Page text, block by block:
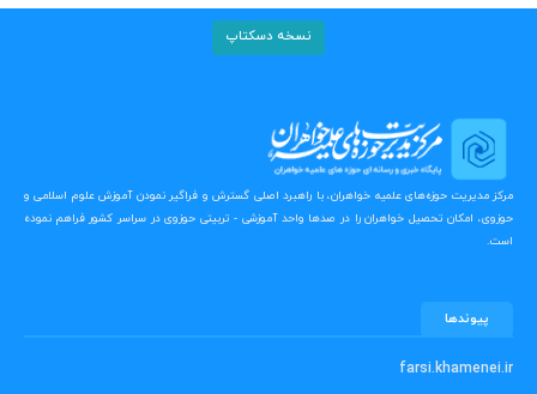
نسخه دسکتاپ
مرکز مدیریت حوزه‌های علمیه خواهران، با راهبرد اصلی گسترش و فراگیر نمودن آموزش علوم اسلامی و
حوزوی، امکان تحصیل خواهران را در صدها واحد آموزشی - تربیتی حوزوی در سراسر کشور فراهم نموده
است.
پیوندها
farsi.khamenei.ir